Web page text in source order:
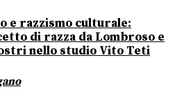
e razzismo culturale:
di razza da Lombroso e
nello studio Vito Teti